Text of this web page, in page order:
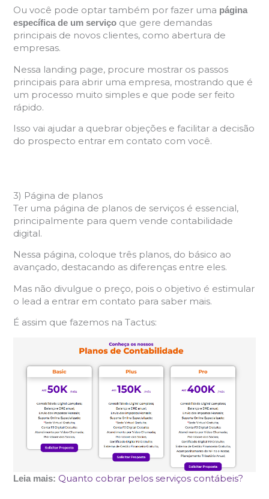
Ou você pode optar também por fazer uma página
específica de um serviçoque gere demandas
principais de novos clientes, como abertura de
empresas.
Nessa landing page, procure mostrar os passos
principais para abrir uma empresa, mostrando que é
um processo muito simples e que pode ser feito
rápido.
Isso vai ajudar a quebrar objeções e facilitar a decisão
do prospecto entrar em contato com você.
3) Página de planos
Ter uma página de planos de serviços é essencial,
principalmente para quem vende contabilidade
digital.
Nessa página, coloque três planos, do básico ao
avançado, destacando as diferenças entre eles.
Mas não divulgue o preço, pois o objetivo é estimular
o lead a entrar em contato para saber mais.
É assim que fazemos na Tactus:
Leia mais: Quanto cobrar pelos serviços contábeis?